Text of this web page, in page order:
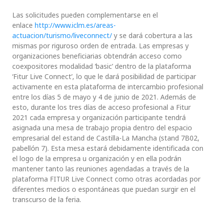
Las solicitudes pueden complementarse en el
enlace http://www.iclm.es/areas-
actuacion/turismo/liveconnect/ y se dará cobertura a las
mismas por riguroso orden de entrada. Las empresas y
organizaciones beneficiarias obtendrán acceso como
coexpositores modalidad ‘basic’ dentro de la plataforma
‘Fitur Live Connect’, lo que le dará posibilidad de participar
activamente en esta plataforma de intercambio profesional
entre los días 5 de mayo y 4 de junio de 2021. Además de
esto, durante los tres días de acceso profesional a Fitur
2021 cada empresa y organización participante tendrá
asignada una mesa de trabajo propia dentro del espacio
empresarial del estand de Castilla-La Mancha (stand 7B02,
pabellón 7). Esta mesa estará debidamente identificada con
el logo de la empresa u organización y en ella podrán
mantener tanto las reuniones agendadas a través de la
plataforma FITUR Live Connect como otras acordadas por
diferentes medios o espontáneas que puedan surgir en el
transcurso de la feria.